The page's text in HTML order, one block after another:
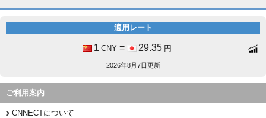
適用レート
1 CNY = 29.35 円
2026年8月7日更新
ご利用案内
CNNECTについて